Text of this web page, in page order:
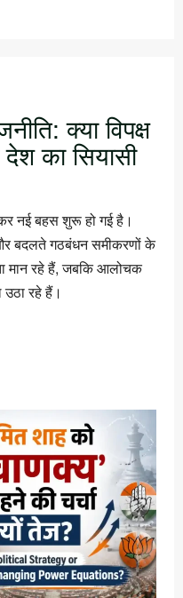
क्या विपक्ष
का सियासी
नई बहस शुरू हो गई है।
और बदलते गठबंधन समीकरणों के
मान रहे हैं, जबकि आलोचक
रहे हैं।